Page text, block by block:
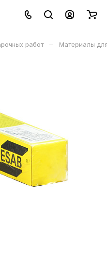
работ – Материалы